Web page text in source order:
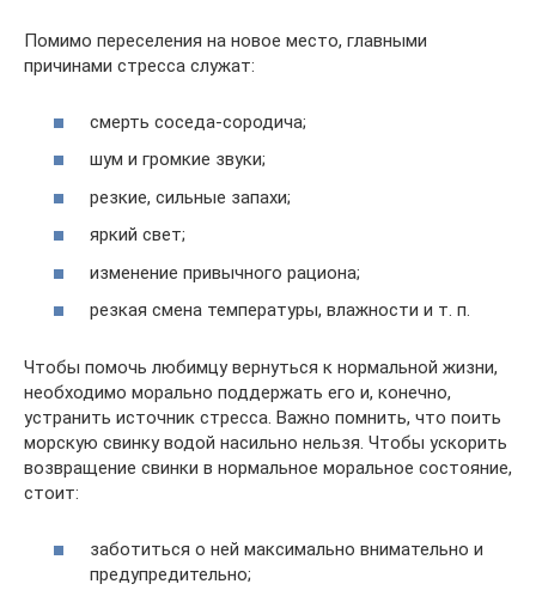
Помимо переселения на новое место, главными
причинами стресса служат:
смерть соседа-сородича;
шум и громкие звуки;
резкие, сильные запахи;
яркий свет;
изменение привычного рациона;
резкая смена температуры, влажности и т. п.
Чтобы помочь любимцу вернуться к нормальной жизни,
необходимо морально поддержать его и, конечно,
устранить источник стресса. Важно помнить, что поить
морскую свинку водой насильно нельзя. Чтобы ускорить
возвращение свинки в нормальное моральное состояние,
стоит:
заботиться о ней максимально внимательно и
предупредительно;